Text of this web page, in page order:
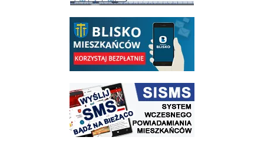
link do opisu aplikacji - BLISKO, Gmina Wieliczka w aplikacji Blisko
link do strony systemu wczesnego ostrzegania mieszkańców SISMS